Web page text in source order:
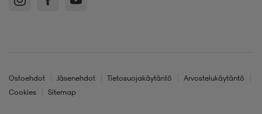
Ostoehdot Jäsenehdot Tietosuojakäytäntö
Arvostelukäytäntö
Cookies
Sitemap